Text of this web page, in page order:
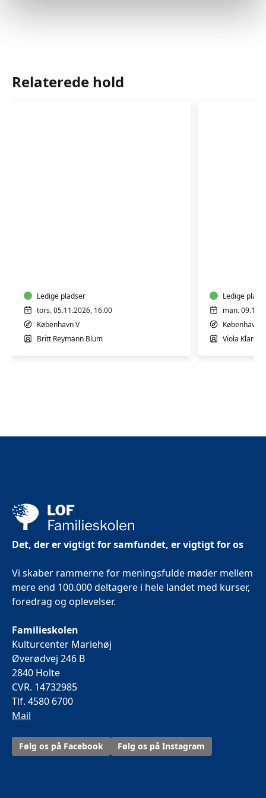
Relaterede hold
Ledige pladser
tors. 05.11.2026, 16.00
København V
Britt Reymann Blum
Ledige
man.
København V
Viola
Det, der er vigtigt for samfundet, er vigtigt for os
Vi skaber rammerne for meningsfulde møder mellem
mere end 100.000 deltagere i hele landet med kurser,
foredrag og oplevelser.
Familieskolen
Kulturcenter Mariehøj
Øverødvej 246 B
2840 Holte
CVR. 14732985
Tlf. 4580 6700
Mail
Følg os på Facebook Følg os på Instagram